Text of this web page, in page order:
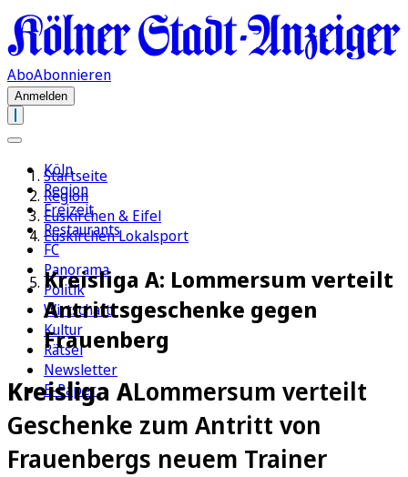
AboAbonnieren
Anmelden
Köln
Region
Freizeit
Restaurants
FC
Panorama
Politik
Wirtschaft
Kultur
Rätsel
Newsletter
E-Paper
Startseite
Region
Euskirchen & Eifel
Euskirchen Lokalsport
Kreisliga A: Lommersum verteilt
Antrittsgeschenke gegen
Frauenberg
Kreisliga ALommersum verteilt
Geschenke zum Antritt von
Frauenbergs neuem Trainer